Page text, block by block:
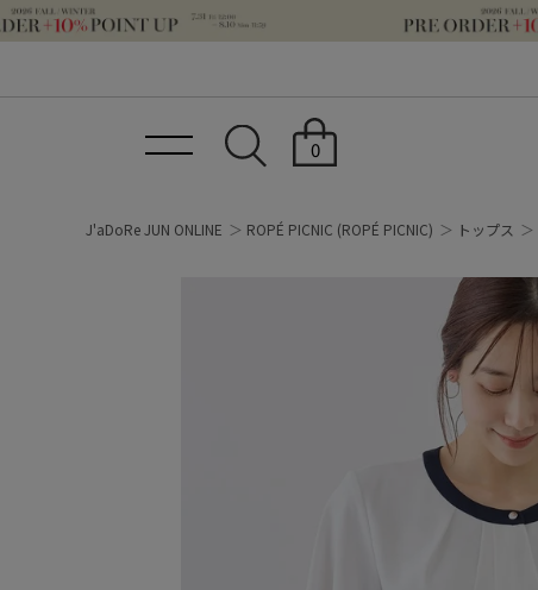
0
J'aDoRe JUN ONLINE ROPÉ PICNIC (ROPÉ PICNIC) トップス